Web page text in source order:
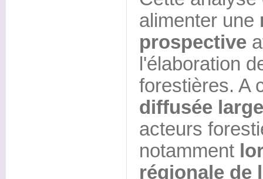
alimenter une
prospective
l'élaboration
forestières. A
diffusée
acteurs
notamment
régionale de